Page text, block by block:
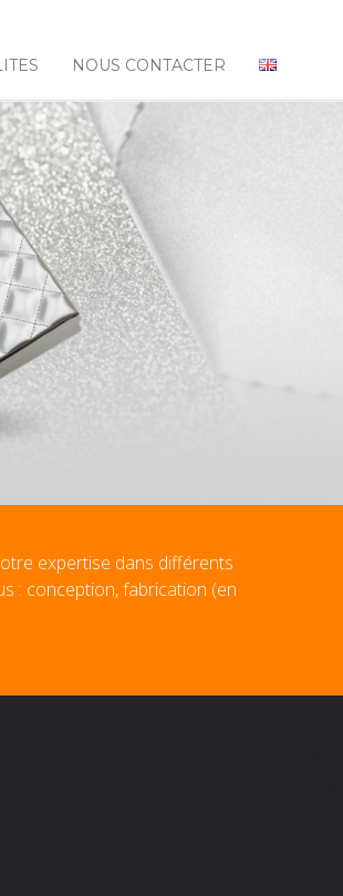
NOUS CONTACTER
expertise dans différents
: conception, fabrication (en